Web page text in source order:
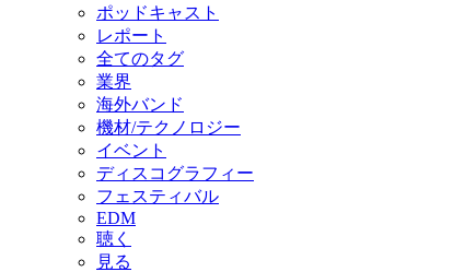
ポッドキャスト
レポート
全てのタグ
業界
海外バンド
機材/テクノロジー
イベント
ディスコグラフィー
フェスティバル
EDM
聴く
見る